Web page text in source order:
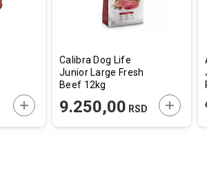
DODAJTE U KORPU
Calibra Dog Life
Junior Large Fresh
Beef 12kg
9.250,00 RSD